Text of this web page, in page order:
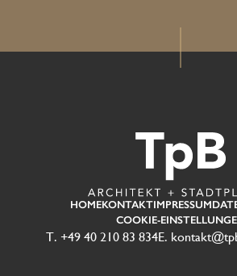
HOMEKONTAKTIMPRESSUM
COOKIE-
T. +49 40 210 83 834E.